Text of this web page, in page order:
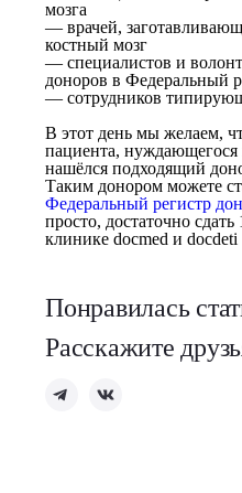
мозга
— врачей,
костный мозг
— специалистов и
доноров в Федеральный
— сотрудников
В этот день мы желаем,
пациента, нуждающегося
нашёлся подходящий
Таким донором можете
Федеральный регистр
просто, достаточно
клинике docmed и docdeti
Понравилась
Расскажите